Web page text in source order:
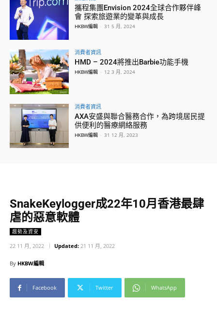
攜程集團Envision 2024全球合作夥伴峰
會 探索旅遊業的變革與成長
HKBW編輯 - 31 5 月, 2024
消費者資訊
HMD – 2024將推出Barbie功能手機
HKBW編輯 - 12 3 月, 2024
消費者資訊
AXA安盛與聯合醫務合作，為跨境居民提
供便利的醫療網絡服務
HKBW編輯 - 31 12 月, 2023